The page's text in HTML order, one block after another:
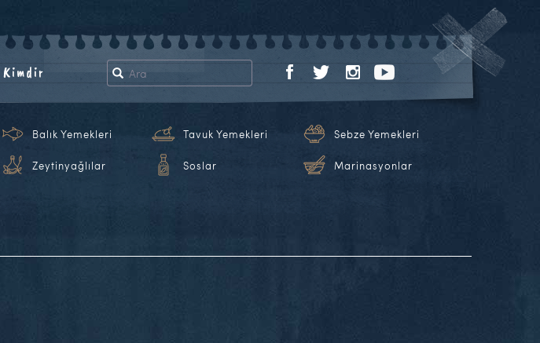
Kimdir
Balık Yemekleri Tavuk Yemekleri Sebze Yemekleri
Zeytinyağlılar Soslar Marinasyonlar